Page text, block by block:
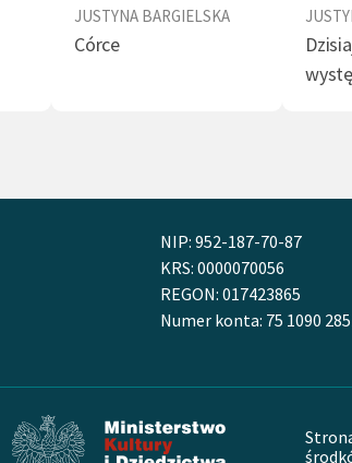
JUSTYNA BARGIELSKA
Córce
NIP: 952-187-70-87
KRS: 0000070056
REGON: 017423865
Numer konta: 75 1090